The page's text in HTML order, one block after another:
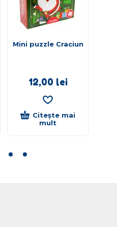
Mini puzzle Craciun
12,00 lei
Citește mai
mult